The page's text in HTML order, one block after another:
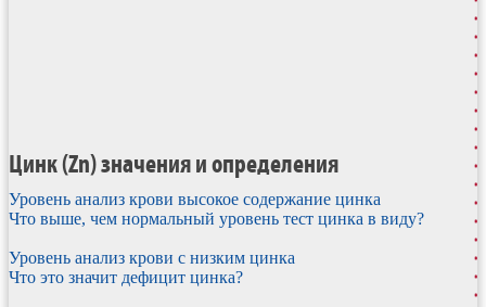
Цинк (Zn) значения и определения
Уровень анализ крови высокое содержание цинка
Что выше, чем нормальный уровень тест цинка в виду?
Уровень анализ крови с низким цинка
Что это значит дефицит цинка?